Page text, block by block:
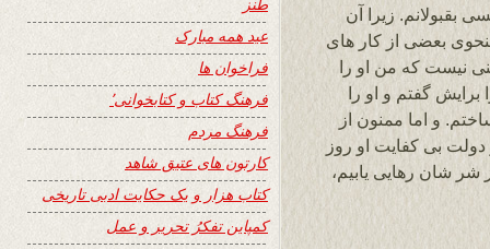
بقبولانم. زیرا آن
بعضی از کار های
نیست که من او را
گفتم و او را
و اما ممنون از
دولت بی کفایت او روز
شر شان رهایی یابیم،
عید همه مبارک
فراخوان ها
فرهنگ کتاب و کتابخوانی٬
فرهنگ مردم
کارتون های عتیق شاهد
کتاب هزار و یک حکایت ادبی تاریخی
کمپاین تفکرُ تحریر و عمل